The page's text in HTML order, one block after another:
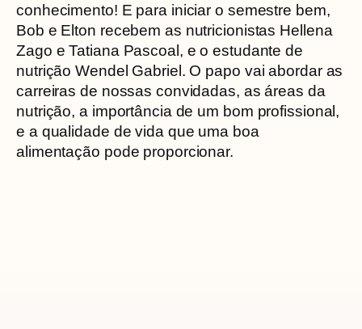
conhecimento! E para iniciar o semestre bem,
Bob e Elton recebem as nutricionistas Hellena
Zago e Tatiana Pascoal, e o estudante de
nutrição Wendel Gabriel. O papo vai abordar as
carreiras de nossas convidadas, as áreas da
nutrição, a importância de um bom profissional,
e a qualidade de vida que uma boa
alimentação pode proporcionar.